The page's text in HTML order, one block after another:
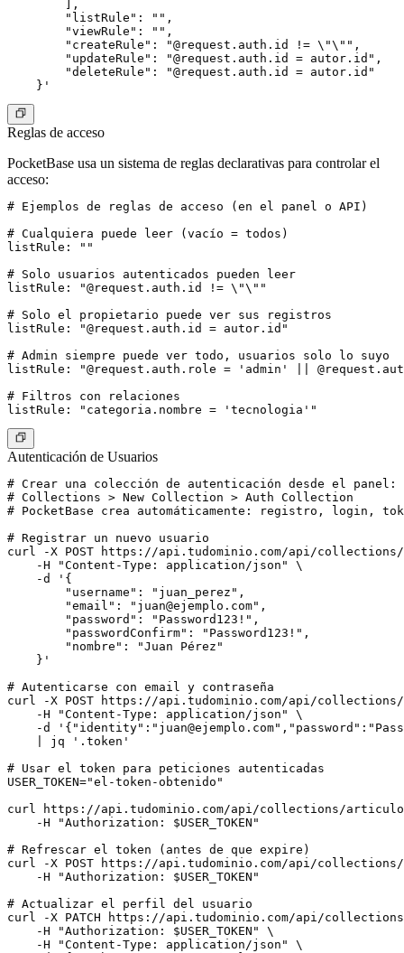
        ],
        "listRule": "",
        "viewRule": "",
        "createRule": "@request.auth.id != \"\"",
        "updateRule": "@request.auth.id = autor.id",
        "deleteRule": "@request.auth.id = autor.id"
Reglas de acceso
PocketBase usa un sistema de reglas declarativas para controlar el
acceso:
# Ejemplos de reglas de acceso (en el panel o API)
# Cualquiera puede leer (vacío = todos)
listRule: ""
# Solo usuarios autenticados pueden leer
listRule: "@request.auth.id != \"\""
# Solo el propietario puede ver sus registros
listRule: "@request.auth.id = autor.id"
# Admin siempre puede ver todo, usuarios solo lo suyo
listRule: "@request.auth.role = 'admin' ||
# Filtros con relaciones
Autenticación de Usuarios
# Crear una colección de autenticación desde el panel:
# Collections > New Collection > Auth Collection
# PocketBase crea automáticamente: registro, login,
# Registrar un nuevo usuario
curl -X POST https://api.tudominio.com/api/
    -H "Content-Type: application/json" \
    -d '{
        "username": "juan_perez",
        "email": "
juan@ejemplo.com",
        "password": "Password123!",
        "passwordConfirm": "Password123!",
        "nombre": "Juan Pérez"
    }'
# Autenticarse con email y contraseña
curl -X POST https://api.tudominio.com/api/
    -H "Content-Type: application/json" \
    -d '{"identity":"
juan@ejemplo.com
    | jq '.token'
# Usar el token para peticiones autenticadas
USER_TOKEN="el-token-obtenido"
curl https://api.tudominio.com/api/collections/
    -H "Authorization: $USER_TOKEN"
# Refrescar el token (antes de que expire)
curl -X POST https://api.tudominio.com/api/
    -H "Authorization: $USER_TOKEN"
# Actualizar el perfil del usuario
curl -X PATCH https://api.tudominio.com/api/
    -H "Authorization: $USER_TOKEN" \
    -H "Content-Type: application/json" \